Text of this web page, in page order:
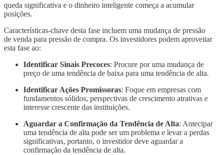
queda significativa e o dinheiro inteligente começa a acumular
posições.
Características-chave desta fase incluem uma mudança de pressão
de venda para pressão de compra. Os investidores podem aproveitar
esta fase ao:
Identificar Sinais Precoces: Procure por uma mudança de
preço de uma tendência de baixa para uma tendência de alta.
Identificar Ações Promissoras: Foque em empresas com
fundamentos sólidos, perspectivas de crescimento atrativas e
interesse crescente das instituições.
Aguardar a Confirmação da Tendência de Alta: Antecipar
uma tendência de alta pode ser um problema e levar a perdas
significativas, portanto, o investidor deve aguardar a
confirmação da tendência de alta.